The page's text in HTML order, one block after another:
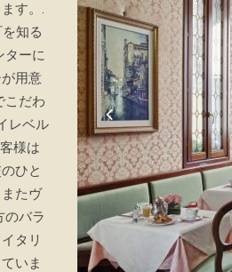
す。.
知る
ターに
用意
こだわ
レベル
様は
ひと
たヴ
のバラ
タリ
いま